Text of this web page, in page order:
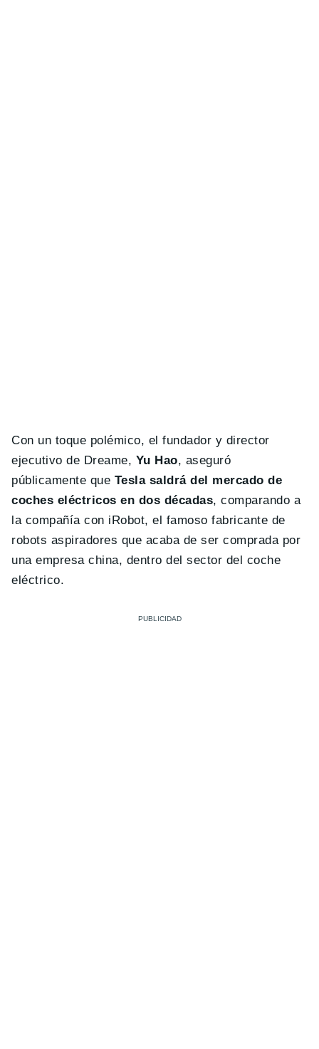
Con un toque polémico, el fundador y director
ejecutivo de Dreame, Yu Hao, aseguró
públicamente que Tesla saldrá del mercado de
coches eléctricos en dos décadas, comparando a
la compañía con iRobot, el famoso fabricante de
robots aspiradores que acaba de ser comprada por
una empresa china, dentro del sector del coche
eléctrico.